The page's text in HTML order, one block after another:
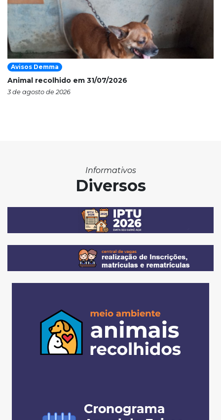
Avisos Demma
Animal recolhido em 31/07/2026
3 de agosto de 2026
Informativos
Diversos